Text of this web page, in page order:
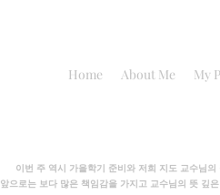
Home About Me My
이번 주 역시 가을학기 준비와 저희 지도 교수님
앞으로는 보다 많은 책임감을 가지고 교수님의 뜻 깊